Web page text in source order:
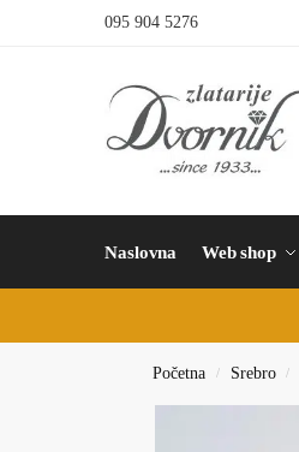
095 904 5276
Naslovna Web shop
Početna / Srebro /